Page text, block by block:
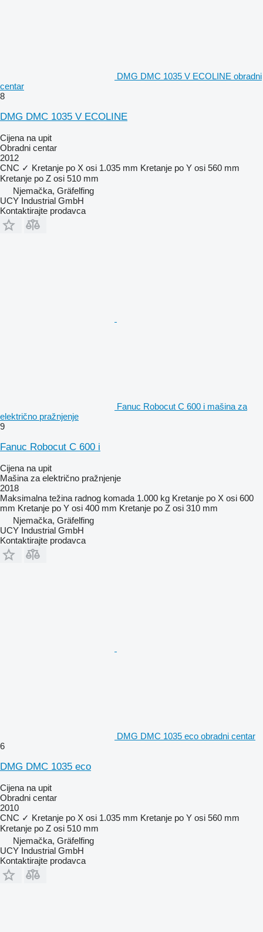
DMG DMC 1035 V ECOLINE obradni
centar
8
DMG DMC 1035 V ECOLINE
Cijena na upit
Obradni centar
2012
CNC ✓ Kretanje po X osi 1.035 mm Kretanje po Y osi 560 mm
Kretanje po Z osi 510 mm
Njemačka, Gräfelfing
UCY Industrial GmbH
Kontaktirajte prodavca
Fanuc Robocut C 600 i mašina za
električno pražnjenje
9
Fanuc Robocut C 600 i
Cijena na upit
Mašina za električno pražnjenje
2018
Maksimalna težina radnog komada 1.000 kg Kretanje po X osi 600
mm Kretanje po Y osi 400 mm Kretanje po Z osi 310 mm
Njemačka, Gräfelfing
UCY Industrial GmbH
Kontaktirajte prodavca
DMG DMC 1035 eco obradni centar
6
DMG DMC 1035 eco
Cijena na upit
Obradni centar
2010
CNC ✓ Kretanje po X osi 1.035 mm Kretanje po Y osi 560 mm
Kretanje po Z osi 510 mm
Njemačka, Gräfelfing
UCY Industrial GmbH
Kontaktirajte prodavca